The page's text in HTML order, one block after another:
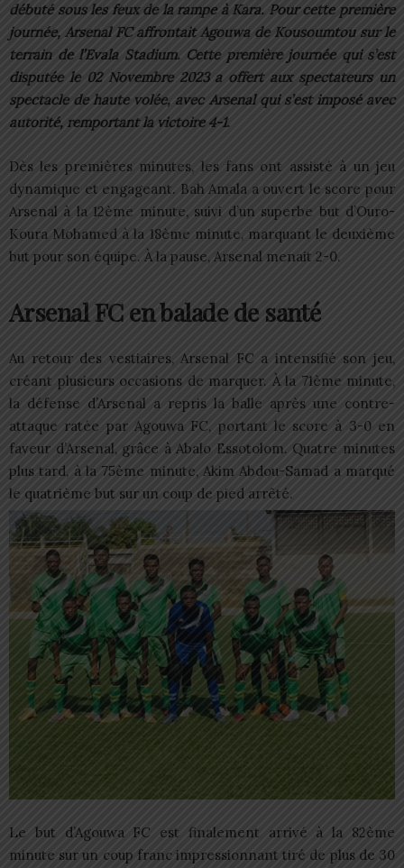
débuté sous les feux de la rampe à Kara. Pour cette première
journée, Arsenal FC affrontait Agouwa de Kousoumtou sur le
terrain de l’Evala Stadium. Cette première journée qui s’est
disputée le 02 Novembre 2023 a offert aux spectateurs un
spectacle de haute volée, avec Arsenal qui s’est imposé avec
autorité, remportant la victoire 4-1.
Dès les premières minutes, les fans ont assisté à un jeu
dynamique et engageant. Bah Amala a ouvert le score pour
Arsenal à la 12ème minute, suivi d’un superbe but d’Ouro-
Koura Mohamed à la 18ème minute, marquant le deuxième
but pour son équipe. À la pause, Arsenal menait 2-0.
Arsenal FC en balade de santé
Au retour des vestiaires, Arsenal FC a intensifié son jeu,
créant plusieurs occasions de marquer. À la 71ème minute,
la défense d’Arsenal a repris la balle après une contre-
attaque ratée par Agouwa FC, portant le score à 3-0 en
faveur d’Arsenal, grâce à Abalo Essotolom. Quatre minutes
plus tard, à la 75ème minute, Akim Abdou-Samad a marqué
le quatrième but sur un coup de pied arrêté.
Le but d’Agouwa FC est finalement arrivé à la 82ème
minute sur un coup franc impressionnant tiré de plus de 30